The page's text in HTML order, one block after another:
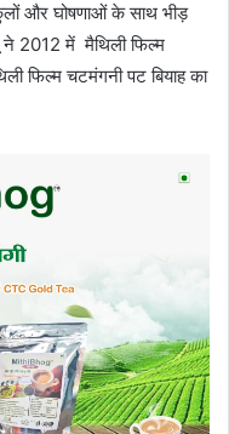
और घोषणाओं के साथ भीड़
2012 में मैथिली फिल्म
फिल्म चटमंगनी पट बियाह का